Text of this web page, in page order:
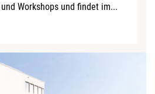
Workshops und findet im...